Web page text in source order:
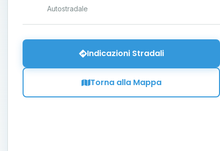
Autostradale
Indicazioni Stradali
Torna alla Mappa